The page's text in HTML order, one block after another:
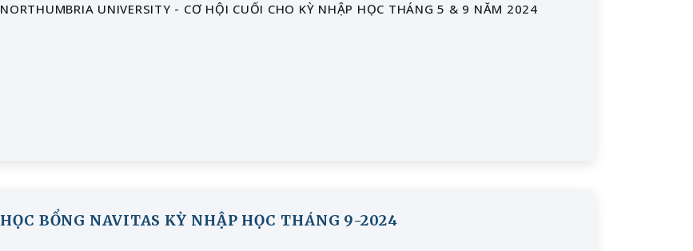
NORTHUMBRIA UNIVERSITY - CƠ HỘI CUỐI CHO KỲ NHẬP HỌC THÁNG 5 & 9 NĂM 2024
HỌC BỔNG NAVITAS KỲ NHẬP HỌC THÁNG 9-2024